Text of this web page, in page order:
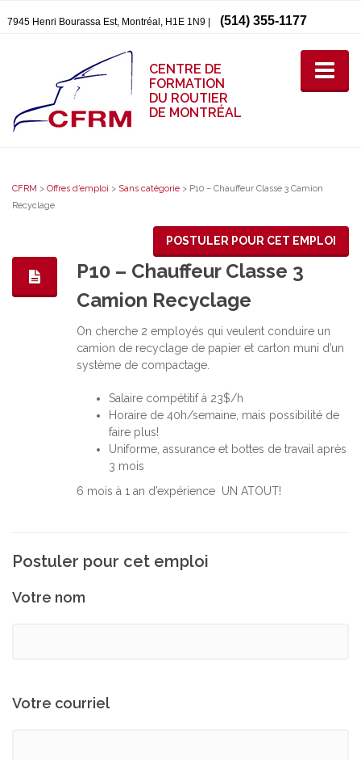
7945 Henri Bourassa Est, Montréal, H1E 1N9 | (514) 355-1177
CENTRE DE
FORMATION
DU ROUTIER
DE MONTRÉAL
CFRM > Offres d’emploi > Sans catégorie > P10 – Chauffeur Classe 3 Camion
Recyclage
POSTULER POUR CET EMPLOI
P10 – Chauffeur Classe 3
Camion Recyclage
On cherche 2 employés qui veulent conduire un
camion de recyclage de papier et carton muni d’un
système de compactage.
Salaire compétitif à 23$/h
Horaire de 40h/semaine, mais possibilité de
faire plus!
Uniforme, assurance et bottes de travail après
3 mois
6 mois à 1 an d’expérience UN ATOUT!
Postuler pour cet emploi
Votre nom
Votre courriel